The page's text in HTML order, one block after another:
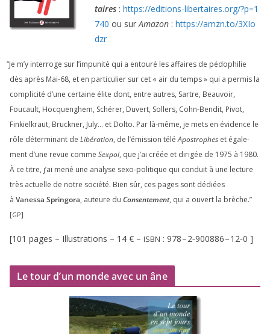
taires : https://​edi​tions​-liber​taires​.org/​?​p​=​1
740 ou sur Amazon : https://​amzn​.to/​3​X​I​o​
dzr
“Je m’y inter­roge sur l’impunité qui a entou­ré les affaires de pédo­phi­lie
dès après Mai-68, et en par­ti­cu­lier sur cet « air du temps » qui a per­mis la
com­pli­ci­té d’une cer­taine élite dont, entre autres, Sartre, Beauvoir,
Foucault, Hocquenghem, Schérer, Duvert, Sollers, Cohn-Bendit, Pivot,
Finkielkraut, Bruckner, July… et Dolto. Par là-même, je mets en évi­dence le
rôle déter­mi­nant de Libération, de l’émission téléApostrophes et éga­le­
ment d’une revue comme Sexpol, que j’ai créée et diri­gée de 1975 à 1980.
À ce titre, j’ai mené une ana­lyse sexo-poli­tique qui conduit à une lec­ture
très actuelle de notre socié­té. Bien sûr, ces pages sont dédiées
à Vanessa Springora, auteure du Consentement, qui a ouvert la brèche.”
[GP]
[101 pages – Illustrations – 14 € – ISBN : 978–2‑900886–12‑0 ]
Le tour d’un monde avec un âne